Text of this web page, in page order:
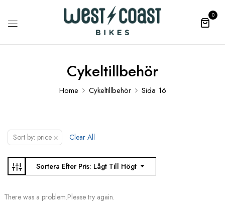
0
Cykeltillbehör
Home Cykeltillbehör Sida 16
Sort by: price × Clear All
Sortera Efter Pris: Lågt Till Högt
There was a problem.Please try again.